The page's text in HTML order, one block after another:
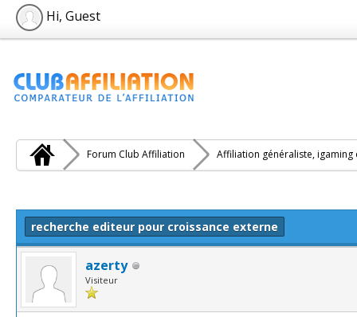
Hi, Guest
Forum Club Affiliation Affiliation généraliste, igaming
recherche editeur pour croissance externe
azerty
Visiteur